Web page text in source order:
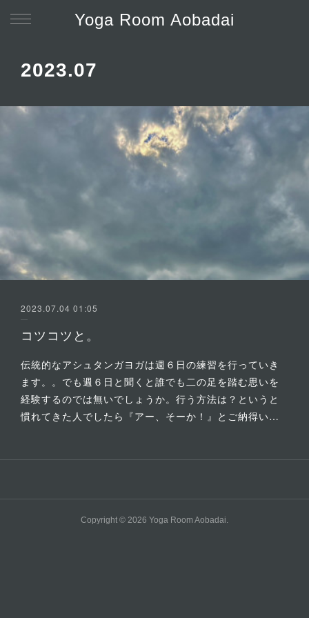
Yoga Room Aobadai
2023.07
2023.07.04 01:05
コツコツと。
伝統的なアシュタンガヨガは週６日の練習を行っていき
ます。。でも週６日と聞くと誰でも二の足を踏む思いを
経験するのでは無いでしょうか。行う方法は？というと
慣れてきた人でしたら『アー、そーか！』とご納得い…
Copyright © 2026 Yoga Room Aobadai.